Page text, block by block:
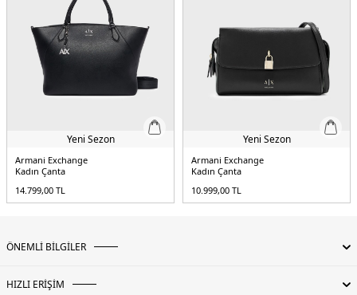
Yeni Sezon
Armani Exchange
Kadın Çanta
14.799,00 TL
Yeni Sezon
Armani Exchange
Kadın Çanta
10.999,00 TL
ÖNEMLİ BİLGİLER
HIZLI ERİŞİM